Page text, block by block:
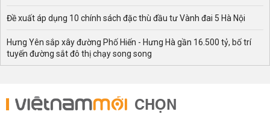
Đề xuất áp dụng 10 chính sách đặc thù đầu tư Vành đai 5 Hà Nội
Hưng Yên sắp xây đường Phố Hiến - Hưng Hà gần 16.500 tỷ, bố trí
tuyến đường sắt đô thị chạy song song
CHỌN